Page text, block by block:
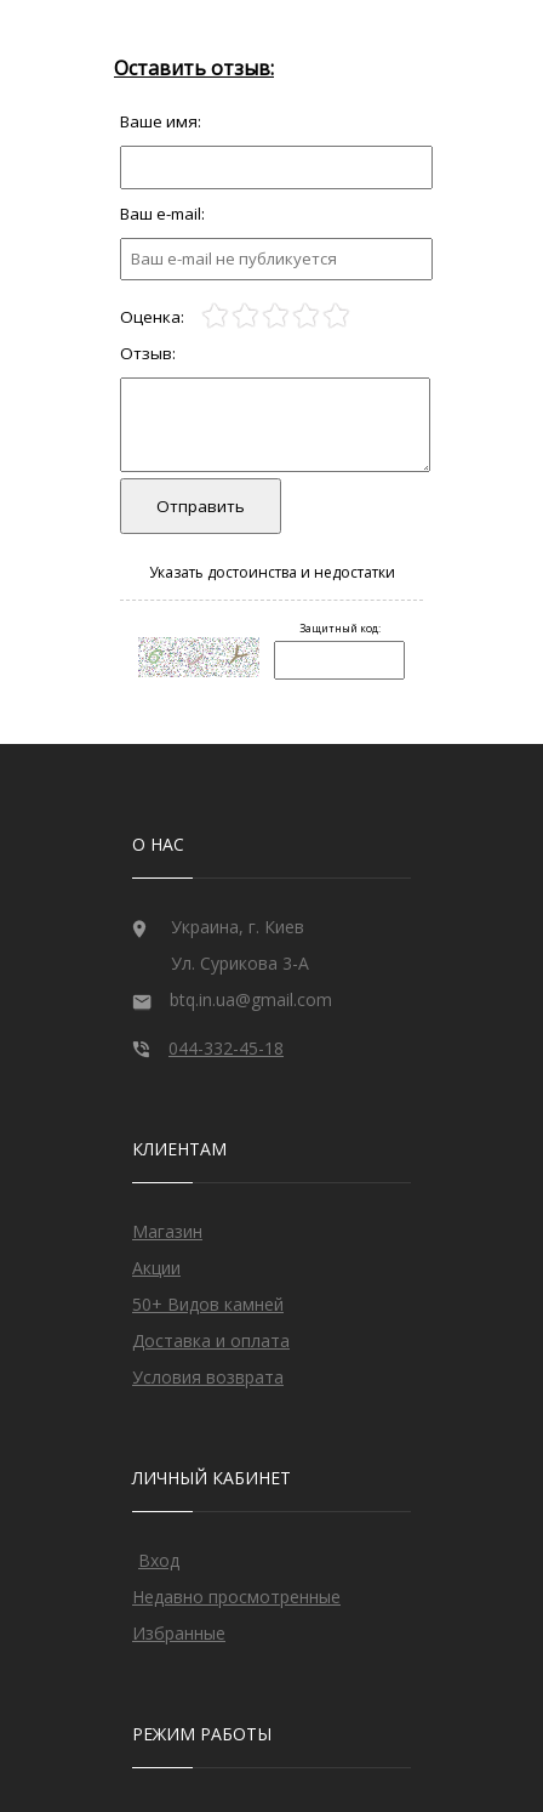
О НАС
Украина, г. Киев
Ул. Сурикова 3-А
btq.in.ua@gmail.com
044-332-45-18
КЛИЕНТАМ
Магазин
Акции
50+ Видов камней
Доставка и оплата
Условия возврата
ЛИЧНЫЙ КАБИНЕТ
Вход
Недавно просмотренные
Избранные
РЕЖИМ РАБОТЫ